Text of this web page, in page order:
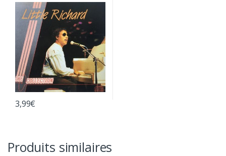
3,99€
Produits similaires